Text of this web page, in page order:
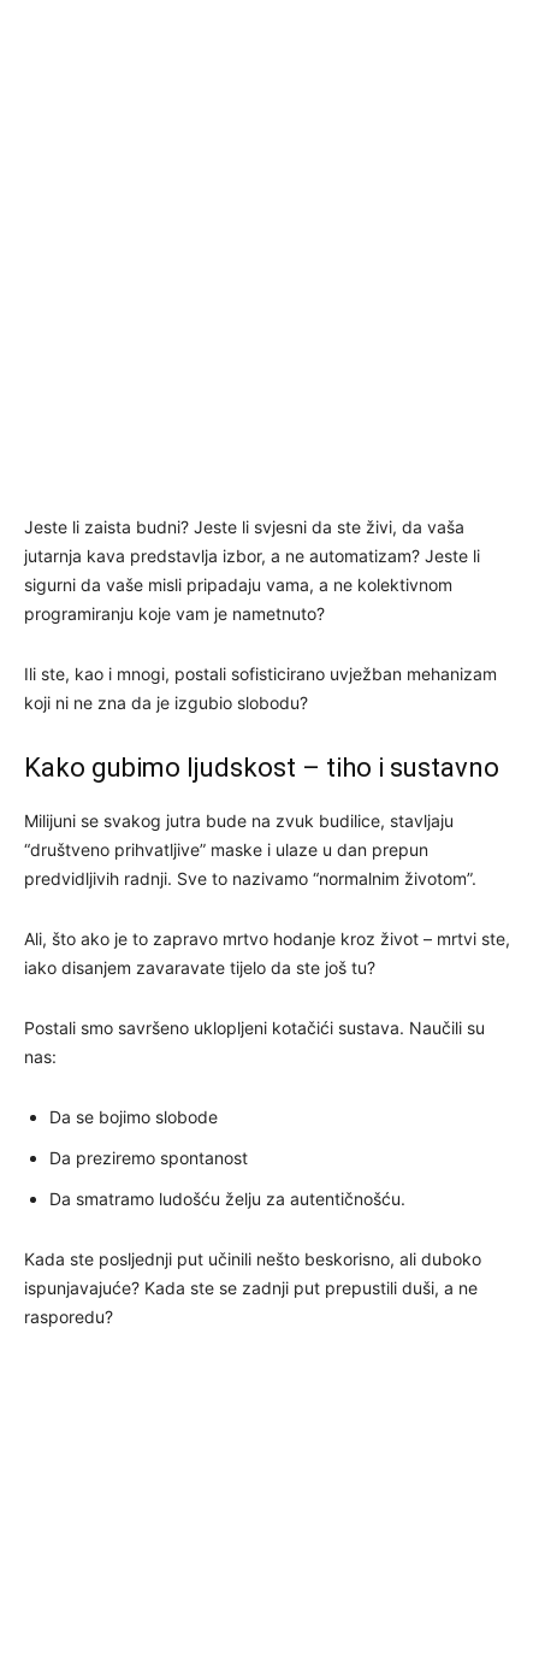
Jeste li zaista budni? Jeste li svjesni da ste živi, da vaša
jutarnja kava predstavlja izbor, a ne automatizam? Jeste li
sigurni da vaše misli pripadaju vama, a ne kolektivnom
programiranju koje vam je nametnuto?
Ili ste, kao i mnogi, postali sofisticirano uvježban mehanizam
koji ni ne zna da je izgubio slobodu?
Kako gubimo ljudskost – tiho i sustavno
Milijuni se svakog jutra bude na zvuk budilice, stavljaju
“društveno prihvatljive” maske i ulaze u dan prepun
predvidljivih radnji. Sve to nazivamo “normalnim životom”.
Ali, što ako je to zapravo mrtvo hodanje kroz život – mrtvi ste,
iako disanjem zavaravate tijelo da ste još tu?
Postali smo savršeno uklopljeni kotačići sustava. Naučili su
nas:
Da se bojimo slobode
Da preziremo spontanost
Da smatramo ludošću želju za autentičnošću.
Kada ste posljednji put učinili nešto beskorisno, ali duboko
ispunjavajuće? Kada ste se zadnji put prepustili duši, a ne
rasporedu?